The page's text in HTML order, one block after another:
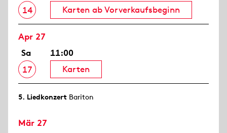
14
Karten ab Vorverkaufsbeginn
Apr 27
Sa
17
11:00
Karten
5. Liedkonzert Bariton
Mär 27